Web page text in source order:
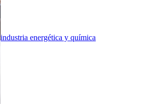
industria energética y química